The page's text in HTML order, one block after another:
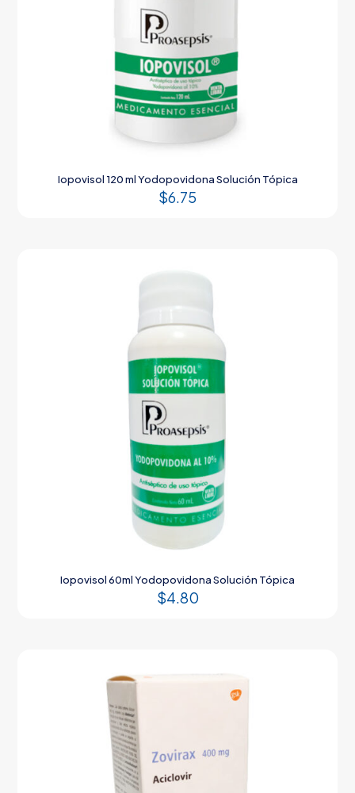
Iopovisol 120 ml Yodopovidona Solución Tópica
$6.75
Iopovisol 60ml Yodopovidona Solución Tópica
$4.80